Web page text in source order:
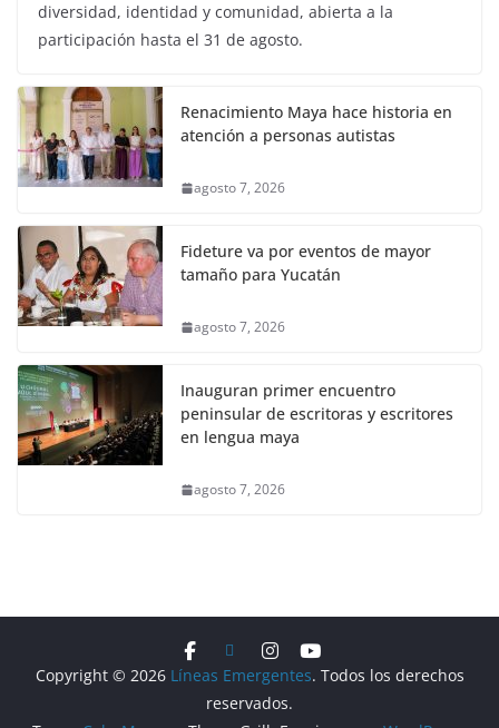
diversidad, identidad y comunidad, abierta a la
participación hasta el 31 de agosto.
Renacimiento Maya hace historia en
atención a personas autistas
agosto 7, 2026
Fideture va por eventos de mayor
tamaño para Yucatán
agosto 7, 2026
Inauguran primer encuentro
peninsular de escritoras y escritores
en lengua maya
agosto 7, 2026
Copyright © 2026 Líneas Emergentes. Todos los derechos
reservados.